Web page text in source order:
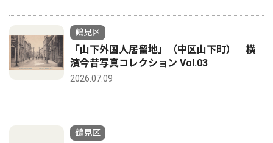
鶴見区
「山下外国人居留地」（中区山下町） 横
濱今昔写真コレクション Vol.03
2026.07.09
鶴見区